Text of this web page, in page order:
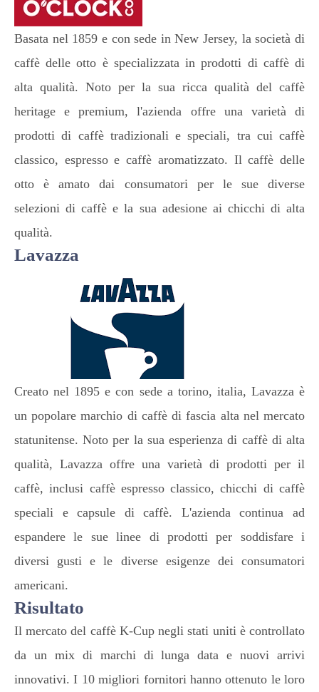
Basata nel 1859 e con sede in New Jersey, la società di
caffè delle otto è specializzata in prodotti di caffè di
alta qualità. Noto per la sua ricca qualità del caffè
heritage e premium, l'azienda offre una varietà di
prodotti di caffè tradizionali e speciali, tra cui caffè
classico, espresso e caffè aromatizzato. Il caffè delle
otto è amato dai consumatori per le sue diverse
selezioni di caffè e la sua adesione ai chicchi di alta
qualità.
Lavazza
Creato nel 1895 e con sede a torino, italia, Lavazza è
un popolare marchio di caffè di fascia alta nel mercato
statunitense. Noto per la sua esperienza di caffè di alta
qualità, Lavazza offre una varietà di prodotti per il
caffè, inclusi caffè espresso classico, chicchi di caffè
speciali e capsule di caffè. L'azienda continua ad
espandere le sue linee di prodotti per soddisfare i
diversi gusti e le diverse esigenze dei consumatori
americani.
Risultato
Il mercato del caffè K-Cup negli stati uniti è controllato
da un mix di marchi di lunga data e nuovi arrivi
innovativi. I 10 migliori fornitori hanno ottenuto le loro